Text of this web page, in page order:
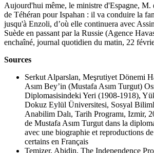
Aujourd'hui même, le ministre d'Espagne, M.
de Téhéran pour Ispahan : il va conduire la
jusqu'à Enzoli, d’où elle continuera avec
Suède en passant par la Russie (Agence
enchaîné, journal quotidien du matin, 22
Sources
Serkut Alparslan, Meşrutiyet Dönemi
Asım Bey’in (Mustafa Asım Turgut)
Diplomasisindeki Yeri (1908-1918),
Dokuz Eylül Üniversitesi, Sosyal
Anabilim Dalı, Tarih Programı, Izmir,
de Mustafa Asım Turgut dans la
avec une biographie et reproductions
certains en Français
Temizer, Abidin, The Independence